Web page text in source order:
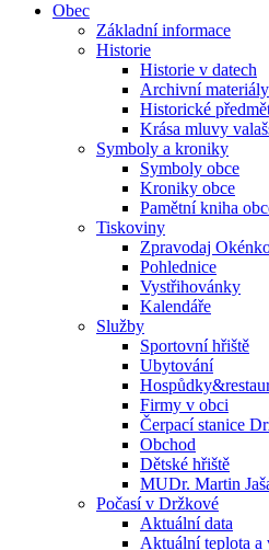
Obec
Základní informace
Historie
Historie v datech
Archivní materiály
Historické
Krása mluvy
Symboly a kroniky
Symboly obce
Kroniky obce
Pamětní kniha
Tiskoviny
Zpravodaj
Pohlednice
Vystřihovánky
Kalendáře
Služby
Sportovní hřiště
Ubytování
Firmy v obci
Čerpací stanice
Obchod
Dětské hřiště
MUDr. Martin
Počasí v Držkové
Aktuální data
Aktuální teplota